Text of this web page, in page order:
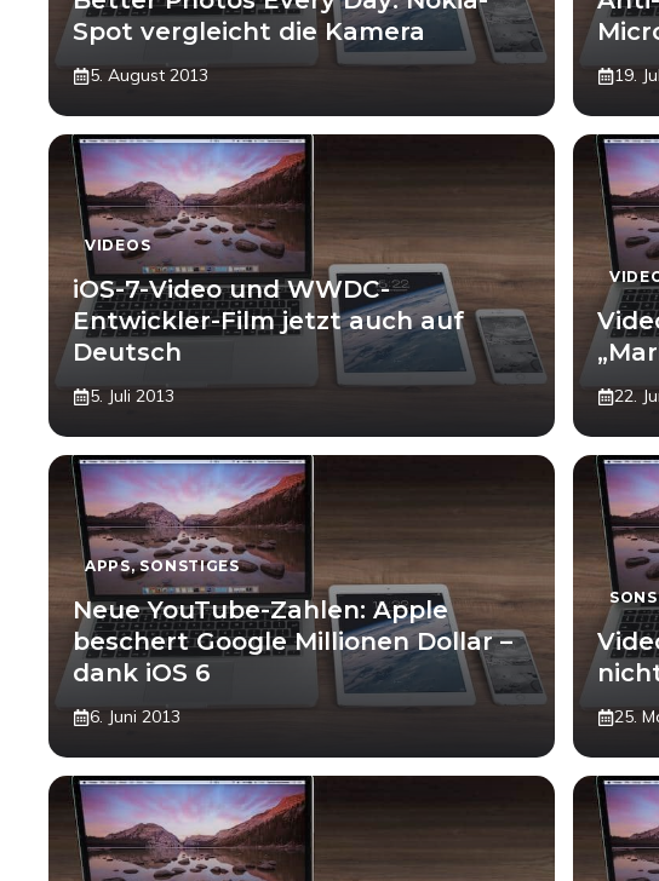
Spot vergleicht die Kamera
5. August 2013 19.
VIDEOS
iOS-7-Video und WWDC-
Entwickler-Film jetzt auch auf
Deutsch
5. Juli 2013 22.
APPS,SONSTIGES
Neue YouTube-Zahlen: Apple
beschert Google Millionen Dollar –
dank iOS 6
6. Juni 2013 25.